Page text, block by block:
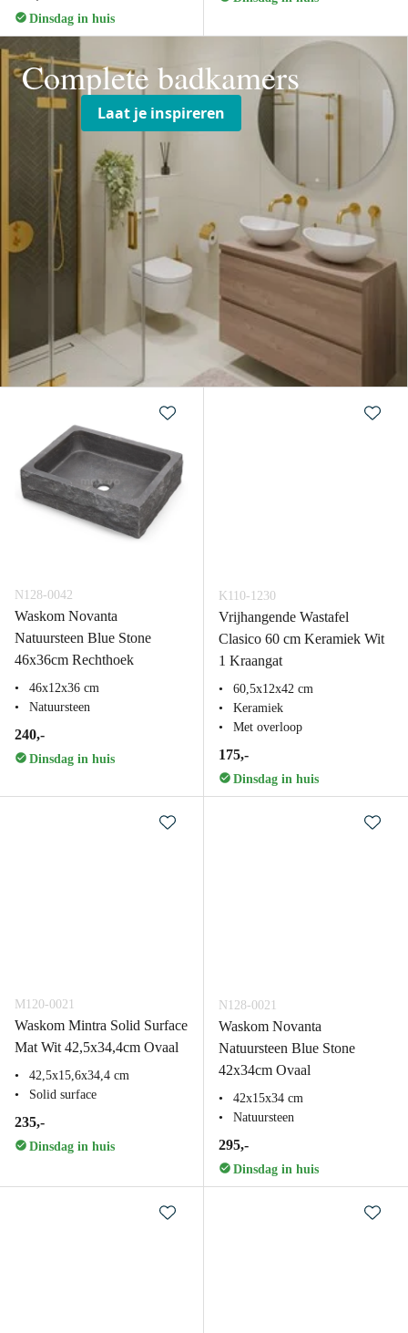
Dinsdag in huis
N128-0042
Waskom Novanta
Natuursteen Blue Stone
46x36cm Rechthoek
46x12x36 cm
Natuursteen
240,-
Dinsdag in huis
K110-1230
Vrijhangende Wastafel
Clasico 60 cm Keramiek Wit
1 Kraangat
60,5x12x42 cm
Keramiek
Met overloop
175,-
Dinsdag in huis
M120-0021
Waskom Mintra Solid Surface
Mat Wit 42,5x34,4cm Ovaal
42,5x15,6x34,4 cm
Solid surface
235,-
Dinsdag in huis
N128-0021
Waskom Novanta
Natuursteen Blue Stone
42x34cm Ovaal
42x15x34 cm
Natuursteen
295,-
Dinsdag in huis
Complete badkamers
Laat je inspireren